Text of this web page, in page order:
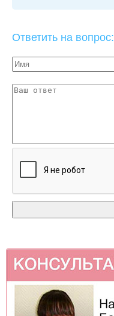
Ответить на вопрос: